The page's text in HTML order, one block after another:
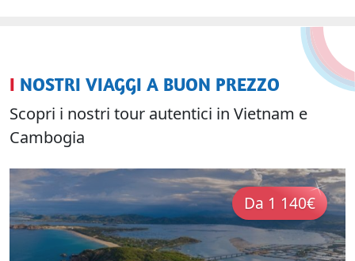
I NOSTRI VIAGGI A BUON PREZZO
Scopri i nostri tour autentici in Vietnam e
Cambogia
Da 1 140€